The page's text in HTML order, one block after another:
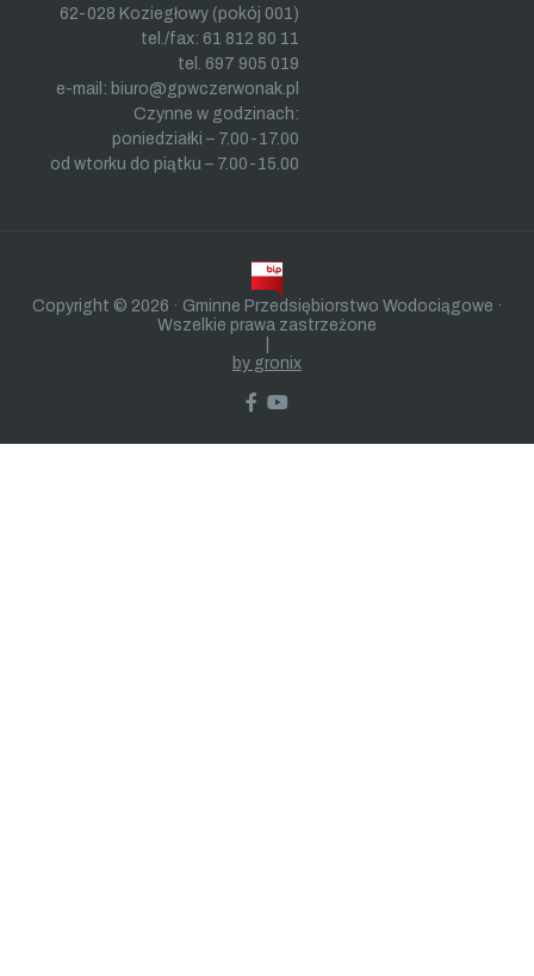
62-028 Koziegłowy (pokój 001)
tel./fax: 61 812 80 11
tel. 697 905 019
e-mail: biuro@gpwczerwonak.pl
Czynne w godzinach:
poniedziałki – 7.00-17.00
od wtorku do piątku – 7.00-15.00
Copyright © 2026 · Gminne Przedsiębiorstwo Wodociągowe ·
Wszelkie prawa zastrzeżone
by gronix